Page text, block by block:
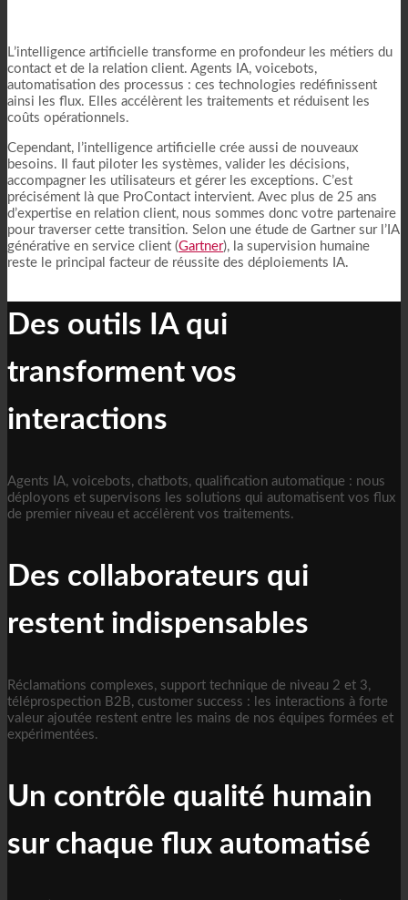
L’intelligence artificielle transforme en profondeur les métiers du
contact et de la relation client. Agents IA, voicebots,
automatisation des processus : ces technologies redéfinissent
ainsi les flux. Elles accélèrent les traitements et réduisent les
coûts opérationnels.
Cependant, l’intelligence artificielle crée aussi de nouveaux
besoins. Il faut piloter les systèmes, valider les décisions,
accompagner les utilisateurs et gérer les exceptions. C’est
précisément là que ProContact intervient. Avec plus de 25 ans
d’expertise en relation client, nous sommes donc votre partenaire
pour traverser cette transition. Selon une étude de Gartner sur l’IA
générative en service client (Gartner), la supervision humaine
reste le principal facteur de réussite des déploiements IA.
Des outils IA qui
transforment vos
interactions
Agents IA, voicebots, chatbots, qualification automatique : nous
déployons et supervisons les solutions qui automatisent vos flux
de premier niveau et accélèrent vos traitements.
Des collaborateurs qui
restent indispensables
Réclamations complexes, support technique de niveau 2 et 3,
téléprospection B2B, customer success : les interactions à forte
valeur ajoutée restent entre les mains de nos équipes formées et
expérimentées.
Un contrôle qualité humain
sur chaque flux automatisé